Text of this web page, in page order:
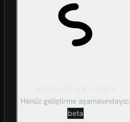
Henüz geliştirme aşamasındayız.
beta